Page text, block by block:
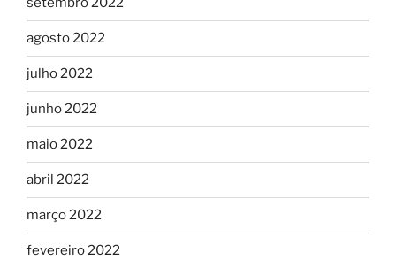
agosto 2022
julho 2022
junho 2022
maio 2022
abril 2022
março 2022
fevereiro 2022